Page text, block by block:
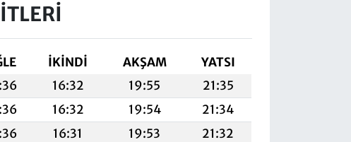
İKINDI AKŞAM
YATSI
16:32 19:55
21:35
16:32 19:54
21:34
16:31 19:53
21:32